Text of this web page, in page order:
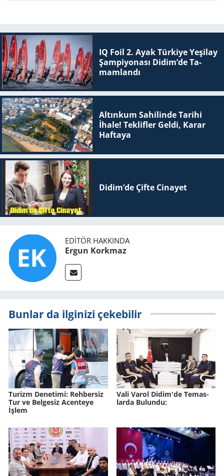
IQ Foil 2. Ayak Tür­ki­ye Ye­şi­lay
Şam­pi­yo­na­sı Didim’de Ta­
mam­lan­dı
Altınkum Sahilinde Tarihi
İhale! Teklifler Geldi, Karar
Haftaya
Didim’de Çifte Ci­na­yet
EDITÖR HAKKINDA
Ergun Korkmaz
Bunlar da ilginizi çekebilir
Tu­rizm De­ne­ti­mi: Reh­ber­siz
Tur ve Bel­ge­siz Acen­te­ye
İşlem
Vali Varol Didim'de Te­mas­
lar­da Bu­lun­du: